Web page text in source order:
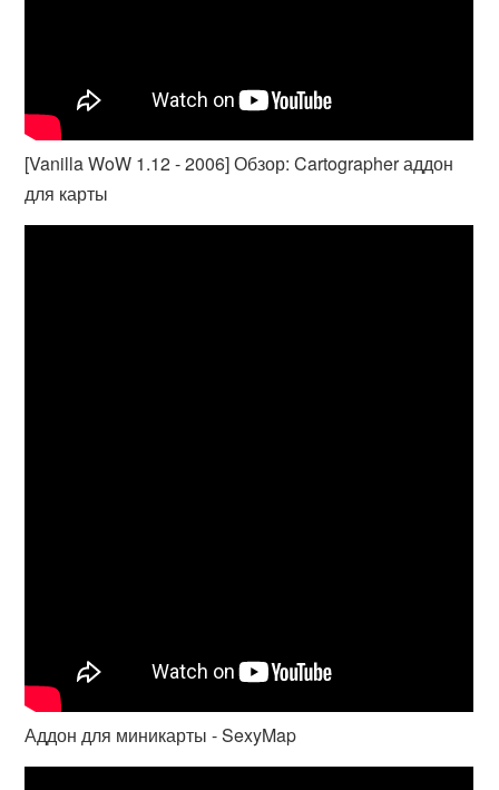
[Vanilla WoW 1.12 - 2006] Обзор: Cartographer аддон
для карты
Аддон для миникарты - SexyMap